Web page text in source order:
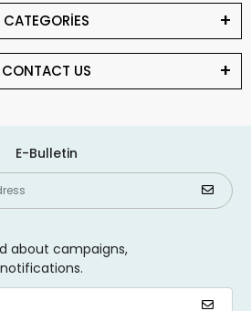
CATEGORİES
CONTACT US
E-Bulletin
about campaigns,